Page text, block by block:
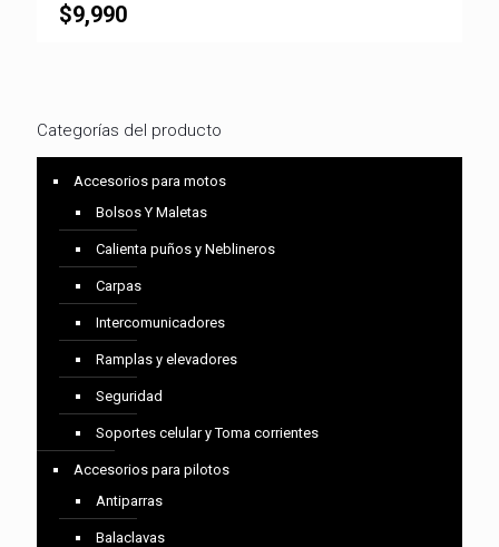
$9,990
Categorías del producto
Accesorios para motos
Bolsos Y Maletas
Calienta puños y Neblineros
Carpas
Intercomunicadores
Ramplas y elevadores
Seguridad
Soportes celular y Toma corrientes
Accesorios para pilotos
Antiparras
Balaclavas